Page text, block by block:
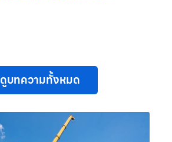
ดูบทความทั้งหมด